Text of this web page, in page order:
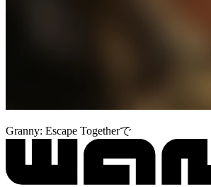
Granny: Escape Togetherで